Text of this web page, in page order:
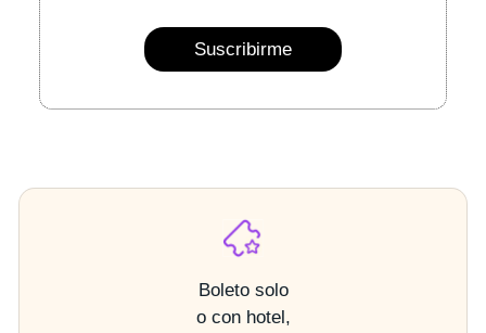
Suscribirme
Boleto solo
o con hotel,